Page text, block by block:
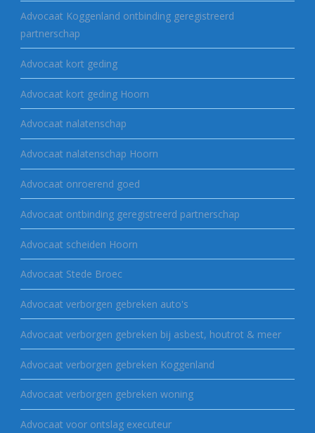
Advocaat Koggenland ontbinding geregistreerd
partnerschap
Advocaat kort geding
Advocaat kort geding Hoorn
Advocaat nalatenschap
Advocaat nalatenschap Hoorn
Advocaat onroerend goed
Advocaat ontbinding geregistreerd partnerschap
Advocaat scheiden Hoorn
Advocaat Stede Broec
Advocaat verborgen gebreken auto's
Advocaat verborgen gebreken bij asbest, houtrot & meer
Advocaat verborgen gebreken Koggenland
Advocaat verborgen gebreken woning
Advocaat voor ontslag executeur